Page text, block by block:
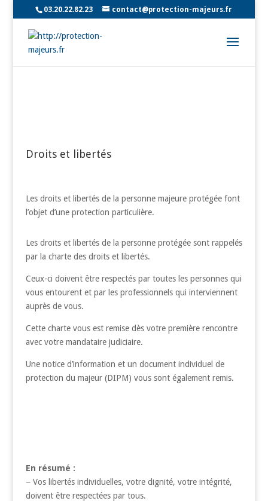
03.20.22.82.23 contact@protection-majeurs.fr
Droits et libertés
Les droits et libertés de la personne majeure protégée font
l’objet d’une protection particulière.
Les droits et libertés de la personne protégée sont rappelés
par la charte des droits et libertés.
Ceux-ci doivent être respectés par toutes les personnes qui
vous entourent et par les professionnels qui interviennent
auprès de vous.
Cette charte vous est remise dès votre première rencontre
avec votre mandataire judiciaire.
Une notice d’information et un document individuel de
protection du majeur (DIPM) vous sont également remis.
En résumé :
− Vos libertés individuelles, votre dignité, votre intégrité,
doivent être respectées par tous.